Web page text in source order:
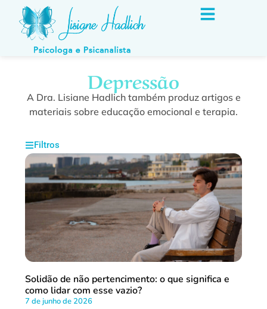
Depressão
A Dra. Lisiane Hadlich também produz artigos e
materiais sobre educação emocional e terapia.
Filtros
Solidão de não pertencimento: o que significa e
como lidar com esse vazio?
7 de junho de 2026